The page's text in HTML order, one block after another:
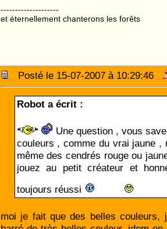
--------------------
et éternellement chanterons les forêts
Posté le 15-07-2007 à 10:29:46
Robot a écrit :
Une question , vous
couleurs , comme du vrai jaune ,
même des cendrés rouge ou
jouez au petit créateur et
toujours réussi
moi je fait que des belles couleurs,